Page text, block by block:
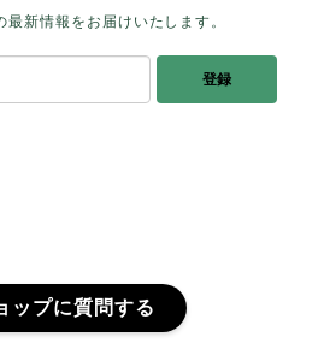
この石のふわりとした光を
でした。これからはT様の
ってくれるのではないかな
新情報をお届けいたします。
登録
ップに質問する